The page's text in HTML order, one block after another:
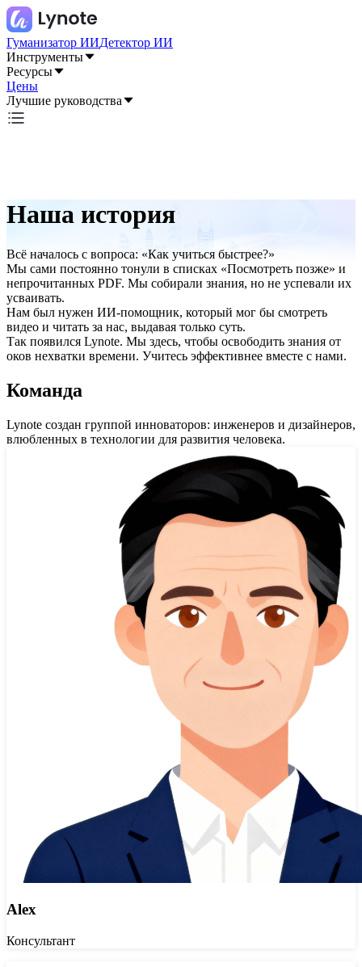
Гуманизатор ИИДетектор ИИ
Инструменты
Ресурсы
Цены
Лучшие руководства
Наша история
Всё началось с вопроса: «Как учиться быстрее?»
Мы сами постоянно тонули в списках «Посмотреть позже» и
непрочитанных PDF. Мы собирали знания, но не успевали их
усваивать.
Нам был нужен ИИ-помощник, который мог бы смотреть
видео и читать за нас, выдавая только суть.
Так появился Lynote. Мы здесь, чтобы освободить знания от
оков нехватки времени. Учитесь эффективнее вместе с нами.
Команда
Lynote создан группой инноваторов: инженеров и дизайнеров,
влюбленных в технологии для развития человека.
Alex
Консультант